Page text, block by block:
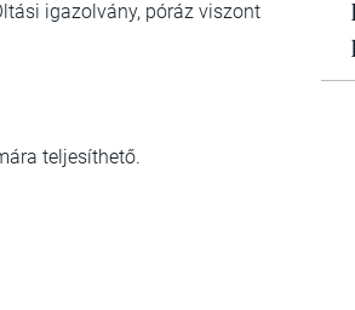
igazolvány, póráz viszont
teljesíthető.